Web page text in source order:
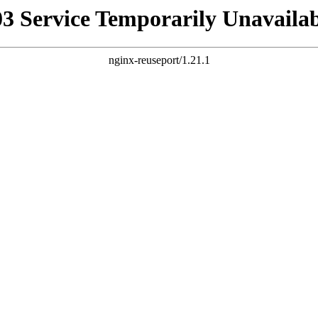
Service Temporarily
nginx-reuseport/1.21.1